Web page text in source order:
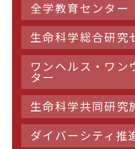
全学教育センター
生命科学総合研究
ワンヘルス・ワン
ター
生命科学共同研究
ダイバーシティ推